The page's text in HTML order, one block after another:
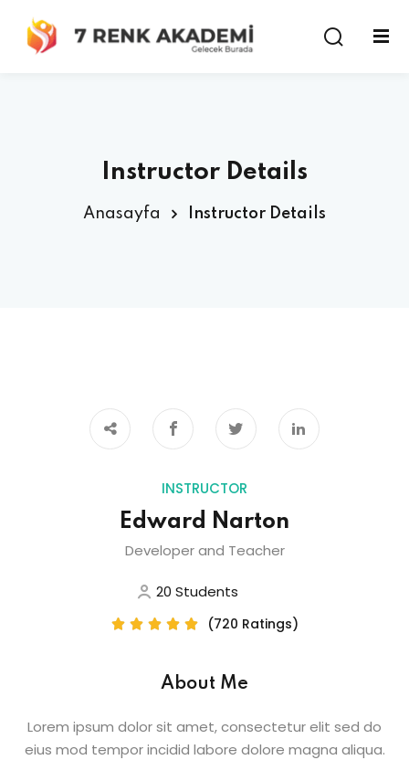
Instructor Details
Anasayfa Instructor Details
INSTRUCTOR
Edward Narton
Developer and Teacher
20 Students
     (720 Ratings)
About Me
Lorem ipsum dolor sit amet, consectetur elit sed do
eius mod tempor incidid labore dolore magna aliqua.